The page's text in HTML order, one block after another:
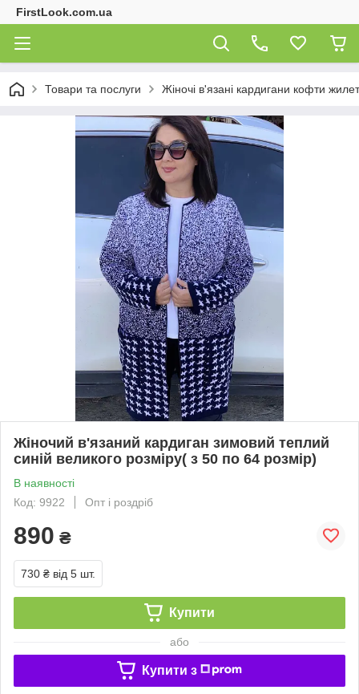
FirstLook.com.ua
Товари та послуги Жіночі в'язані кардигани кофти
Жіночий в'язаний кардиган зимовий теплий
синій великого розміру( з 50 по 64 розмір)
В наявності
Код: 9922
Опт і роздріб
890 ₴
730 ₴ від 5 шт.
Купити
або
Купити з